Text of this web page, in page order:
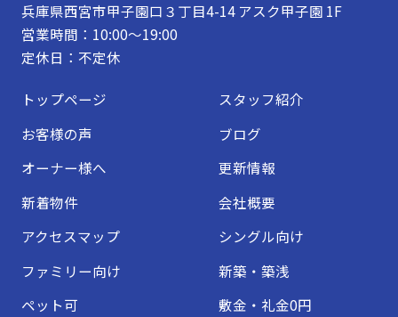
兵庫県西宮市甲子園口３丁目4-14 アスク甲子園 1F
営業時間：10:00～19:00
定休日：不定休
トップページ
スタッフ紹介
お客様の声
ブログ
オーナー様へ
更新情報
新着物件
会社概要
アクセスマップ
シングル向け
ファミリー向け
新築・築浅
ペット可
敷金・礼金0円